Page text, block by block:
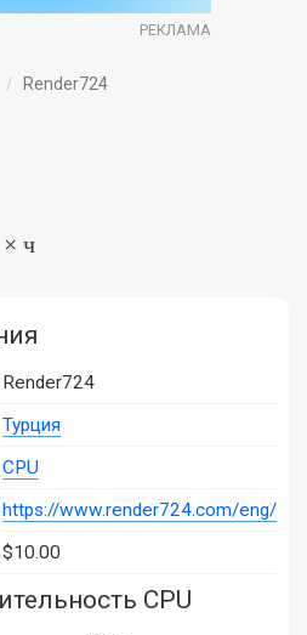
РЕКЛАМА
Render724
× ч
Render724
Турция
CPU
https://www.render724.com/eng/
$10.00
CPU